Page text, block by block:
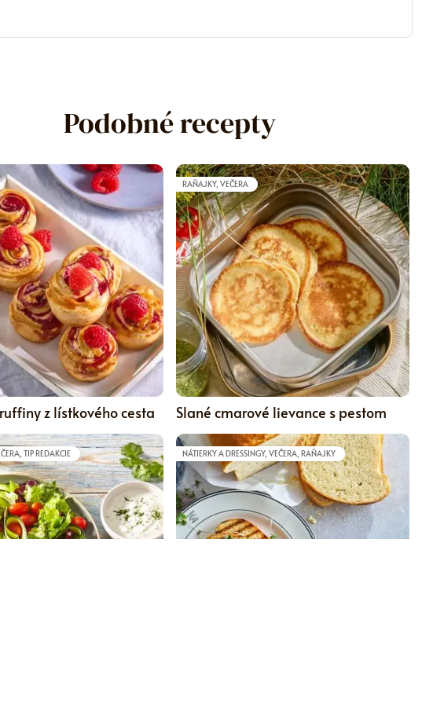
Podobné recepty
0
z lístkového cesta
RAŇAJKY, VEČERA
Slané cmarové lievance s pestom
TIP REDAKCIE NÁTIERKY A DRESSINGY, VEČERA, RAŇAJKY